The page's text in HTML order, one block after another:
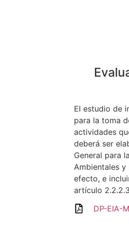
El estudio de
para la toma
actividades
deberá ser
General para
Ambientales
efecto, e
artículo
DP-EIA-